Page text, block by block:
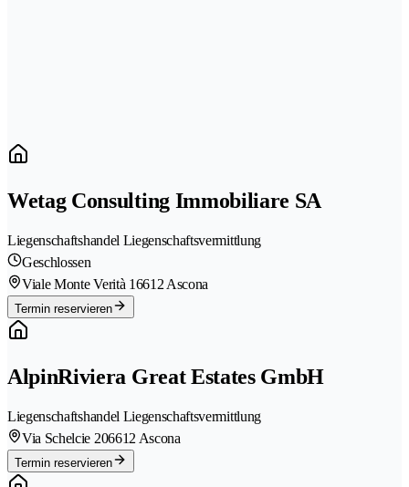
Wetag Consulting Immobiliare SA
Liegenschaftshandel Liegenschaftsvermittlung
Geschlossen
Viale Monte Verità 16612 Ascona
Termin reservieren
AlpinRiviera Great Estates GmbH
Liegenschaftshandel Liegenschaftsvermittlung
Via Schelcie 206612 Ascona
Termin reservieren